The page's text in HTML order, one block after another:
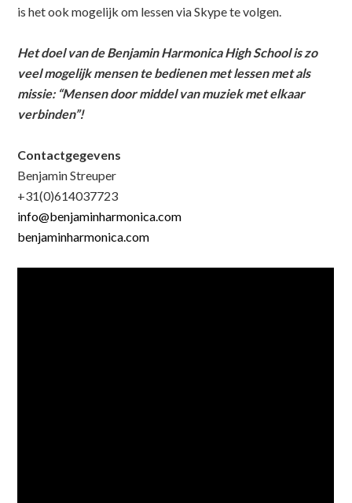
is het ook mogelijk om lessen via Skype te volgen.
Het doel van de Benjamin Harmonica High School is zo
veel mogelijk mensen te bedienen met lessen met als
missie: “Mensen door middel van muziek met elkaar
verbinden”!
Contactgegevens
Benjamin Streuper
+31(0)614037723
info@benjaminharmonica.com
benjaminharmonica.com